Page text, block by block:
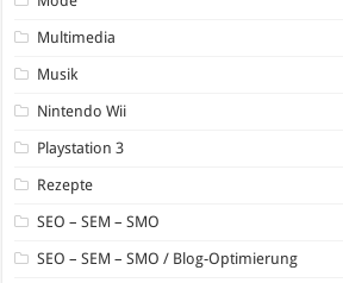
Multimedia
Musik
Nintendo Wii
Playstation 3
Rezepte
SEO – SEM – SMO
SEO – SEM – SMO / Blog-Optimierung